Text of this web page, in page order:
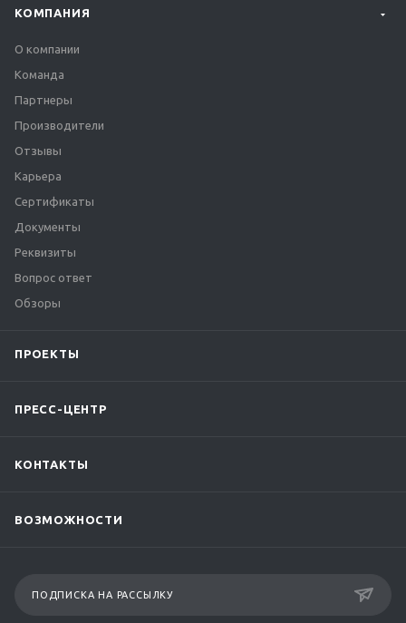
КОМПАНИЯ
О компании
Команда
Партнеры
Производители
Отзывы
Карьера
Сертификаты
Документы
Реквизиты
Вопрос ответ
Обзоры
ПРОЕКТЫ
ПРЕСС-ЦЕНТР
КОНТАКТЫ
ВОЗМОЖНОСТИ
ПОДПИСКА НА РАССЫЛКУ